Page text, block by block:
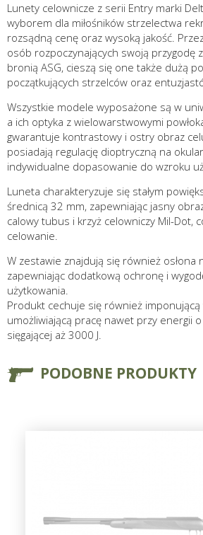
Lunety celownicze z serii Entry marki
wyborem dla miłośników strzelectwa
rozsądną cenę oraz wysoką jakość.
osób rozpoczynających swoją przygodę
bronią ASG, cieszą się one także dużą
początkujących strzelców oraz
Wszystkie modele wyposażone są w
a ich optyka z wielowarstwowymi
gwarantuje kontrastowy i ostry obraz
posiadają regulację dioptryczną na
indywidualne dopasowanie do wzroku
Luneta charakteryzuje się stałym
średnicą 32 mm, zapewniając jasny
calowy tubus i krzyż celowniczy Mil-Dot,
celowanie.
W zestawie znajdują się również osłona
zapewniając dodatkową ochronę i
użytkowania.
Produkt cechuje się również imponującą
umożliwiającą pracę nawet przy energii
sięgającej aż 3000 J.
PODOBNE PRODUKTY